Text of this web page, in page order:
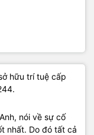
hữu trí tuệ cấp
nói về sự cố
nhất. Do đó tất cả